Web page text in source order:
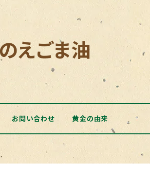
えごま油
お問い合わせ 黄金の由来